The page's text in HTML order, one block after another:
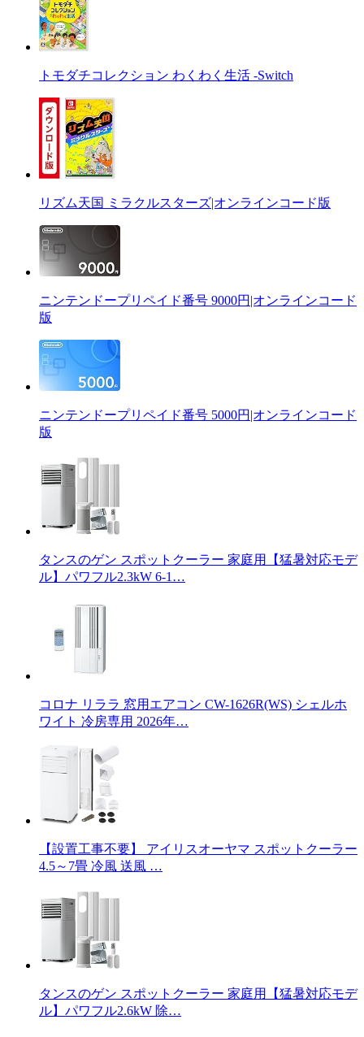
トモダチコレクション わくわく生活 -Switch
リズム天国 ミラクルスターズ|オンラインコード版
ニンテンドープリペイド番号 9000円|オンラインコード
版
ニンテンドープリペイド番号 5000円|オンラインコード
版
タンスのゲン スポットクーラー 家庭用【猛暑対応モデ
ル】パワフル2.3kW 6-1…
コロナ リララ 窓用エアコン CW-1626R(WS) シェルホ
ワイト 冷房専用 2026年…
【設置工事不要】 アイリスオーヤマ スポットクーラー
4.5～7畳 冷風 送風 …
タンスのゲン スポットクーラー 家庭用【猛暑対応モデ
ル】パワフル2.6kW 除…